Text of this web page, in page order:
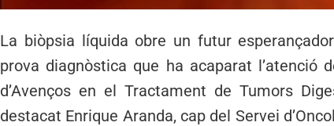
La biòpsia líquida obre un futur
prova diagnòstica que ha acaparat l’atenció
d’Avenços en el Tractament de Tumors
destacat Enrique Aranda, cap del Servei